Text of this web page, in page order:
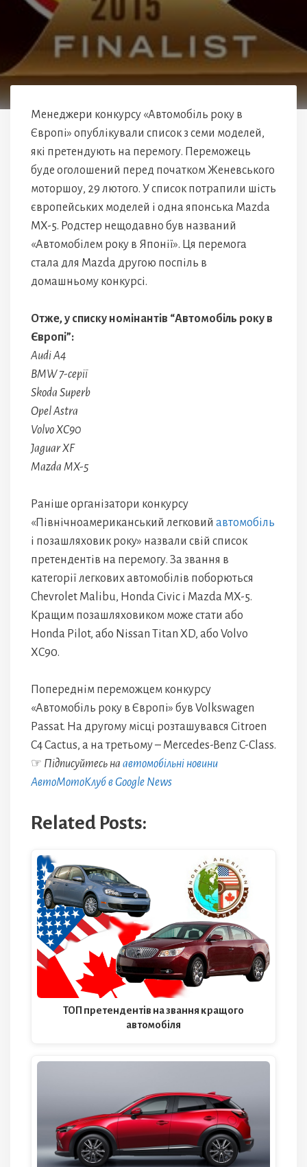
Менеджери конкурсу «Автомобіль року в
Європі» опублікували список з семи моделей,
які претендують на перемогу. Переможець
буде оголошений перед початком Женевського
моторшоу, 29 лютого. У список потрапили шість
європейських моделей і одна японська Mazda
MX-5. Родстер нещодавно був названий
«Автомобілем року в Японії». Ця перемога
стала для Mazda другою поспіль в
домашньому конкурсі.
Отже, у списку номінантів “Автомобіль року в
Європі”:
Audi A4
BMW 7-серії
Skoda Superb
Opel Astra
Volvo XC90
Jaguar XF
Mazda MX-5
Раніше організатори конкурсу
«Північноамериканський легковий автомобіль
і позашляховик року» назвали свій список
претендентів на перемогу. За звання в
категорії легкових автомобілів поборються
Chevrolet Malibu, Honda Civic і Mazda MX-5.
Кращим позашляховиком може стати або
Honda Pilot, або Nissan Titan XD, або Volvo
XC90.
Попереднім переможцем конкурсу
«Автомобіль року в Європі» був Volkswagen
Passat. На другому місці розташувався Citroen
C4 Cactus, а на третьому – Mercedes-Benz C-Class.
☞ Підписуйтесь на автомобільні новини
АвтоМотоКлуб в Google News
Related Posts:
ТОП претендентів на звання кращого
автомобіля